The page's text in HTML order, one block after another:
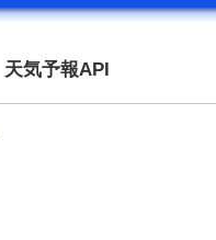
天気予報API